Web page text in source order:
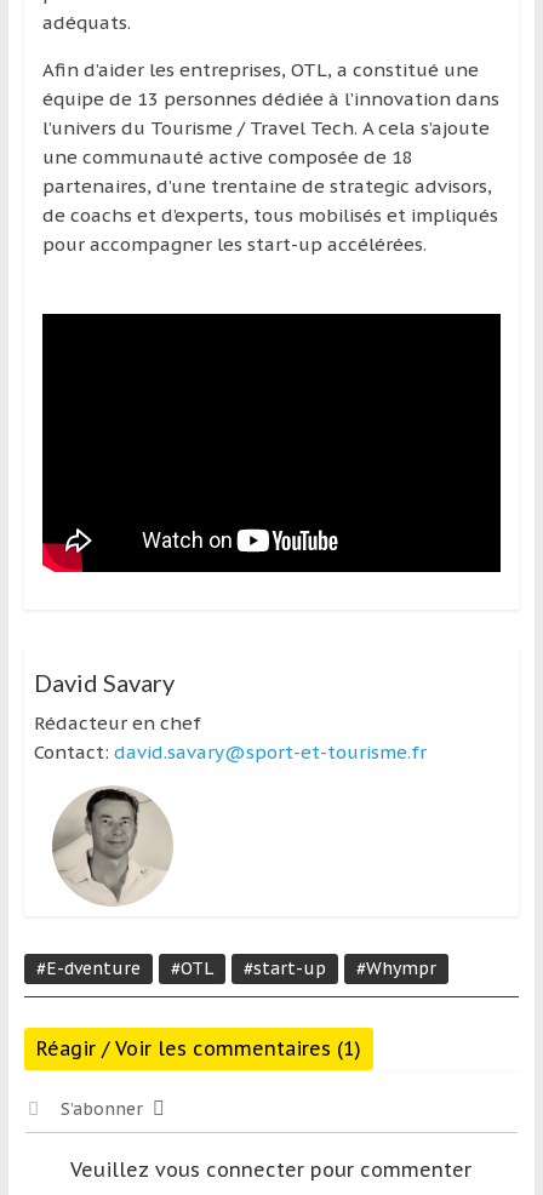
adéquats.
Afin d’aider les entreprises, OTL, a constitué une
équipe de 13 personnes dédiée à l’innovation dans
l’univers du Tourisme / Travel Tech. A cela s’ajoute
une communauté active composée de 18
partenaires, d’une trentaine de strategic advisors,
de coachs et d’experts, tous mobilisés et impliqués
pour accompagner les start-up accélérées.
David Savary
Rédacteur en chef
Contact: david.savary@sport-et-tourisme.fr
#E-dventure #OTL #start-up #Whympr
Réagir / Voir les commentaires (1)
S’abonner
Veuillez vous connecter pour commenter